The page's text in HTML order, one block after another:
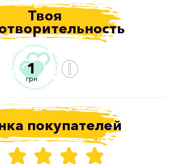
Твоя
1
грн
покупателей